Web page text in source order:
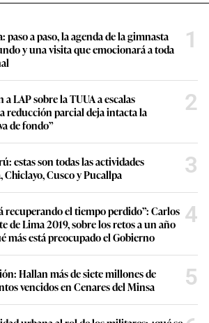
paso a paso, la agenda de la gimnasta
y una visita que emocionará a toda
1
LAP sobre la TUUA a escalas
reducción parcial deja intacta la
de fondo”
2
estas son todas las actividades
Cusco y Pucallpa
3
recuperando el tiempo perdido”: Carlos
de Lima 2019, sobre los retos a un año
más está preocupado el Gobierno
4
Hallan más de siete millones de
vencidos en Cenares del Minsa
5